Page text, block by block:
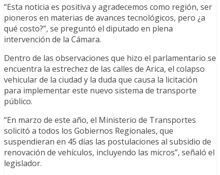
“Esta noticia es positiva y agradecemos como región, ser
pioneros en materias de avances tecnológicos, pero ¿a
qué costo?”, se preguntó el diputado en plena
intervención de la Cámara.
Dentro de las observaciones que hizo el parlamentario se
encuentra la estrechez de las calles de Arica, el colapso
vehicular de la ciudad y la duda que causa la licitación
para implementar este nuevo sistema de transporte
público.
“En marzo de este año, el Ministerio de Transportes
solicitó a todos los Gobiernos Regionales, que
suspendieran en 45 días las postulaciones al subsidio de
renovación de vehículos, incluyendo las micros”, señaló el
legislador.